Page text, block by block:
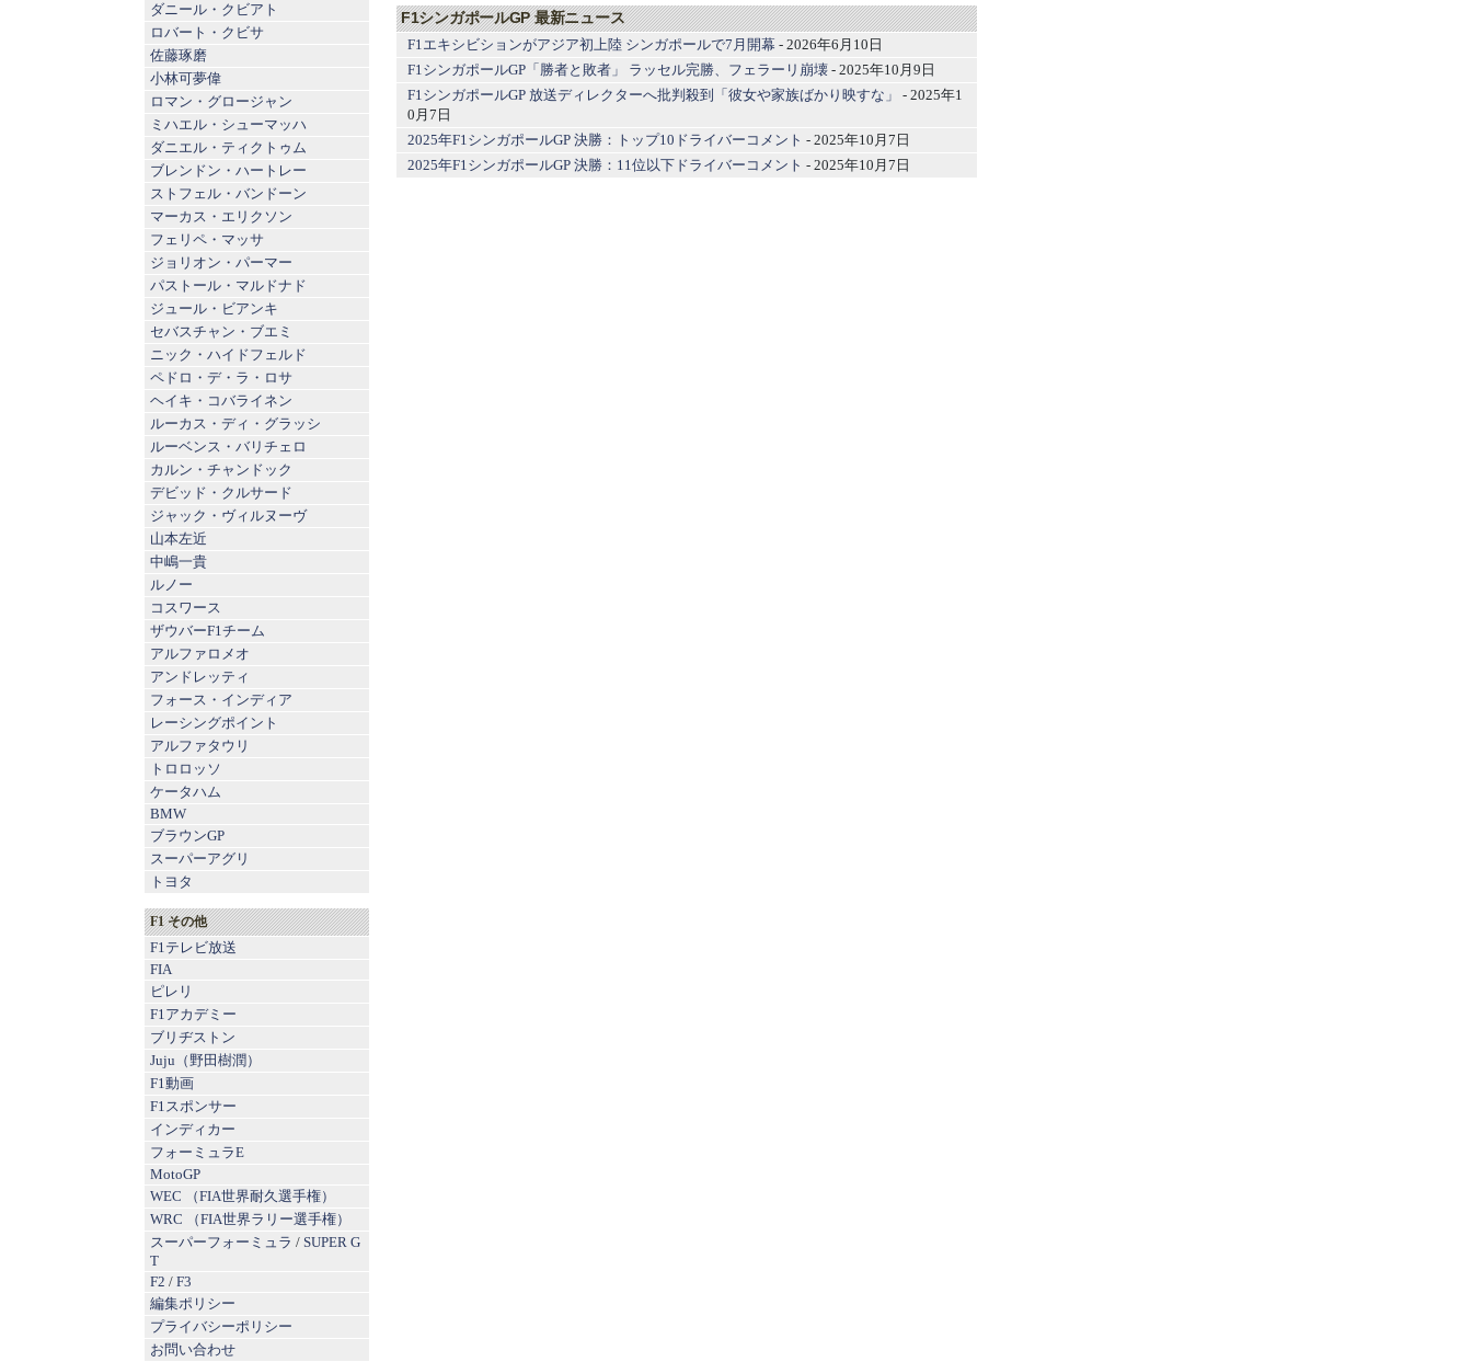
F1シンガポールGP 最新ニュース
F1エキシビションがアジア初上陸 シンガポールで7月開幕 - 2026年6月10日
F1シンガポールGP「勝者と敗者」 ラッセル完勝、フェラーリ崩壊 - 2025年10月9日
F1シンガポールGP 放送ディレクターへ批判殺到「彼女や家族ばかり映すな」
- 2025年1
0月7日
2025年F1シンガポールGP 決勝：トップ10ドライバーコメント - 2025年10月7日
2025年F1シンガポールGP 決勝：11位以下ドライバーコメント - 2025年10月7日
ダニール・クビアト
ロバート・クビサ
佐藤琢磨
小林可夢偉
ロマン・グロージャン
ミハエル・シューマッハ
ダニエル・ティクトゥム
ブレンドン・ハートレー
ストフェル・バンドーン
マーカス・エリクソン
フェリペ・マッサ
ジョリオン・パーマー
パストール・マルドナド
ジュール・ビアンキ
セバスチャン・ブエミ
ニック・ハイドフェルド
ペドロ・デ・ラ・ロサ
ヘイキ・コバライネン
ルーカス・ディ・グラッシ
ルーベンス・バリチェロ
カルン・チャンドック
デビッド・クルサード
ジャック・ヴィルヌーヴ
山本左近
中嶋一貴
ルノー
コスワース
ザウバーF1チーム
アルファロメオ
アンドレッティ
フォース・インディア
レーシングポイント
アルファタウリ
トロロッソ
ケータハム
BMW
ブラウンGP
スーパーアグリ
トヨタ
F1 その他
F1テレビ放送
FIA
ピレリ
F1アカデミー
ブリヂストン
Juju（野田樹潤）
F1動画
F1スポンサー
インディカー
フォーミュラE
MotoGP
WEC （FIA世界耐久選手権）
WRC （FIA世界ラリー選手権）
スーパーフォーミュラ / SUPER G
T
F2 / F3
編集ポリシー
プライバシーポリシー
お問い合わせ